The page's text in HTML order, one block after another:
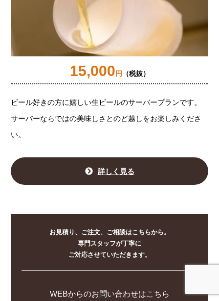
15,000 円 （税抜）
ビール好きの方に嬉しい生ビールのサーバープランです。
サーバーならではの美味しさとのど越しをお楽しみくださ
い。
詳しく見る
お見積り、ご注文、ご相談はこちらから。
専門スタッフが丁寧に
ご対応させていただきます。
WEBからのお問い合わせはこちら